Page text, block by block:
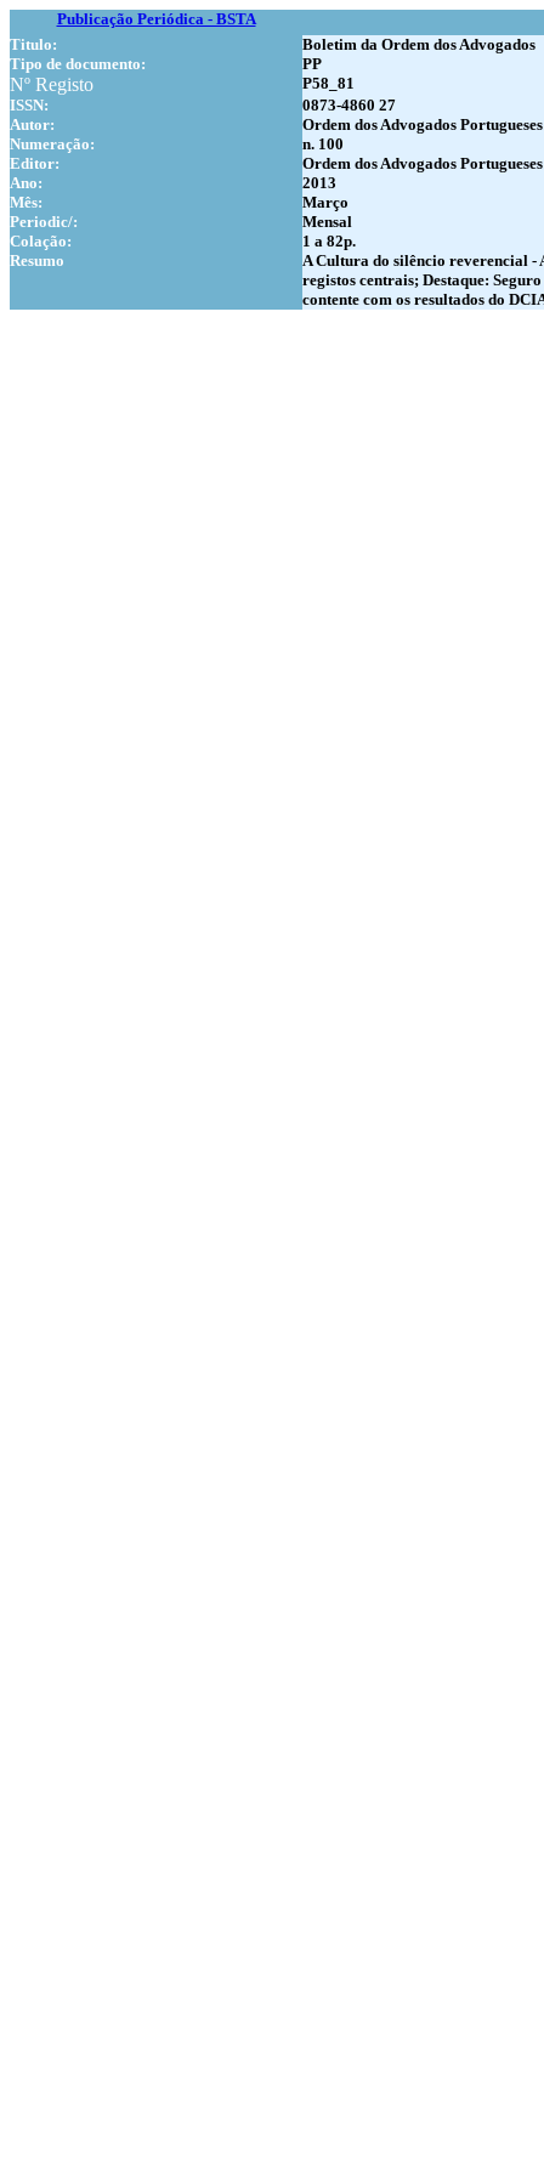
Publicação Periódica - BSTA
Titulo:
Boletim da Ordem dos Advogados
Tipo de documento:
PP
Nº Registo
P58_81
ISSN:
0873-4860 27
Autor:
Ordem dos Advogados Portugueses
Numeração:
n. 100
Editor:
Ordem dos Advogados Portugueses
Ano:
2013
Mês:
Março
Periodic/:
Mensal
Colação:
1 a 82p.
Resumo
A Cultura do silêncio reverencial -
registos centrais; Destaque:
contente com os resultados do